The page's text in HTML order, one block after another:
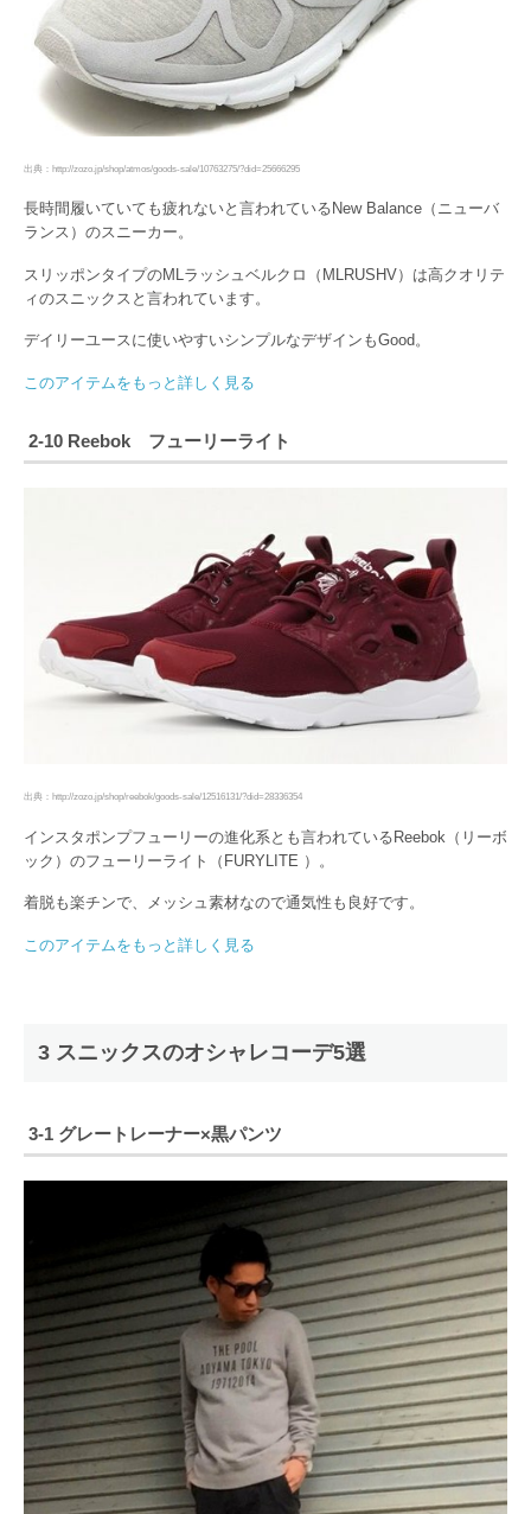
出典：http://zozo.jp/shop/atmos/goods-sale/10763275/?did=25666295
長時間履いていても疲れないと言われているNew Balance（ニューバ
ランス）のスニーカー。
スリッポンタイプのMLラッシュベルクロ（MLRUSHV）は高クオリテ
ィのスニックスと言われています。
デイリーユースに使いやすいシンプルなデザインもGood。
このアイテムをもっと詳しく見る
2-10 Reebok フューリーライト
出典：http://zozo.jp/shop/reebok/goods-sale/12516131/?did=28336354
インスタポンプフューリーの進化系とも言われているReebok（リーボ
ック）のフューリーライト（FURYLITE ）。
着脱も楽チンで、メッシュ素材なので通気性も良好です。
このアイテムをもっと詳しく見る
3 スニックスのオシャレコーデ5選
3-1 グレートレーナー×黒パンツ